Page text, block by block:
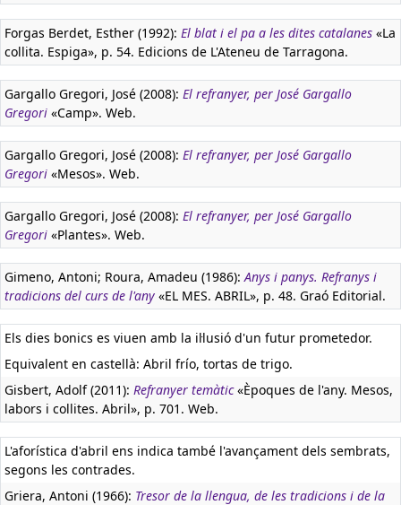
Forgas Berdet, Esther (1992): El blat i el pa a les dites catalanes «La
collita. Espiga», p. 54. Edicions de L'Ateneu de Tarragona.
Gargallo Gregori, José (2008): El refranyer, per José Gargallo
Gregori «Camp». Web.
Gargallo Gregori, José (2008): El refranyer, per José Gargallo
Gregori «Mesos». Web.
Gargallo Gregori, José (2008): El refranyer, per José Gargallo
Gregori «Plantes». Web.
Gimeno, Antoni; Roura, Amadeu (1986):Anys i panys. Refranys i
tradicions del curs de l'any «EL MES. ABRIL», p. 48. Graó Editorial.
Els dies bonics es viuen amb la il·lusió d'un futur prometedor.
Equivalent en castellà: Abril frío, tortas de trigo.
Gisbert, Adolf (2011): Refranyer temàtic«Èpoques de l'any. Mesos,
labors i collites. Abril», p. 701. Web.
L'aforística d'abril ens indica també l'avançament dels sembrats,
segons les contrades.
Griera, Antoni (1966): Tresor de la llengua, de les tradicions i de la